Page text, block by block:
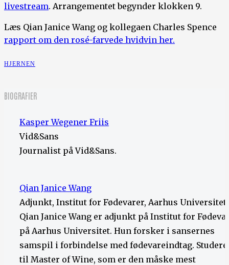
livestream. Arrangementet begynder klokken 9.
Læs Qian Janice Wang og kollegaen Charles Spence
rapport om den rosé-farvede hvidvin her.
HJERNEN
BIOGRAFIER
Kasper Wegener Friis
Vid&Sans
Journalist på Vid&Sans.
Qian Janice Wang
Adjunkt, Institut for Fødevarer, Aarhus Universitet
Qian Janice Wang er adjunkt på Institut for
på Aarhus Universitet. Hun forsker i sansernes
samspil i forbindelse med fødevareindtag.
til Master of Wine, som er den måske mest